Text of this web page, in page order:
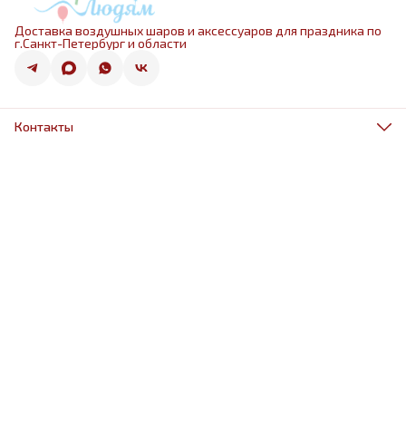
Доставка воздушных шаров и аксессуаров для праздника по
г.Санкт-Петербург и области
Контакты